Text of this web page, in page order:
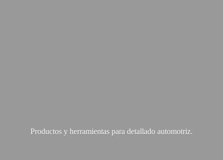
Productos y herramientas para detallado automotriz.